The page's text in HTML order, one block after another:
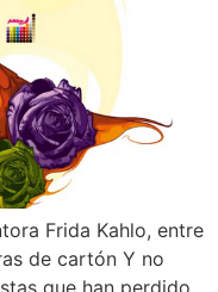
Frida Kahlo, entre
de cartón Y no
que han perdido